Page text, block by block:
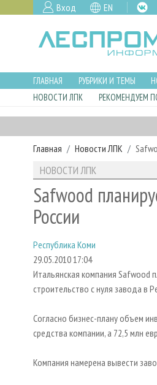
Вход EN
ГЛАВНАЯ РУБРИКИ И ТЕМЫ
НОВОСТИ ЛПК
РЕКОМЕНДУЕМ
Главная Новости ЛПК
НОВОСТИ ЛПК
Safwood
России
Республика Коми
29.05.2010 17:04
Итальянская компания Safwood
строительство с нуля завода в
Согласно бизнес-плану объем
средства компании, а 72,5 млн
Компания намерена вывести